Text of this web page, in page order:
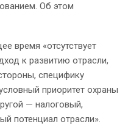
Об этом
время «отсутствует
к развитию отрасли,
специфику
приоритет охраны
— налоговый,
потенциал отрасли».